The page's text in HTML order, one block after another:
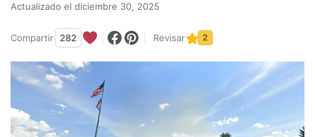
Actualizado el diciembre 30, 2025
Compartir 282 Revisar 2